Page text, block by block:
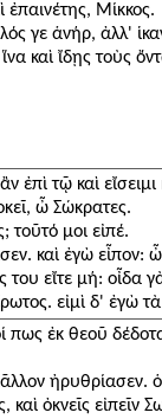
ἐπαινέτης, Μίκκος.
γε ἁνήρ, ἀλλ'
καὶ ἴδῃς τοὺς
τῷ καὶ εἴσειμι
ὦ Σώκρατες.
τοῦτό μοι εἰπέ.
καὶ ἐγὼ εἶπον:
του εἴτε μή:
εἰμὶ δ' ἐγὼ
πως ἐκ θεοῦ
ἠρυθρίασεν.
καὶ ὀκνεῖς εἰπεῖν